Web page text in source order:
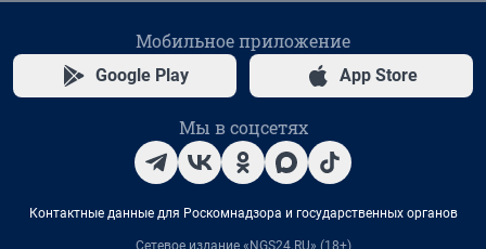
Мобильное приложение
Google Play App Store
Мы в соцсетях
Контактные данные для Роскомнадзора и государственных органов
Сетевое издание «NGS24.RU» (18+)